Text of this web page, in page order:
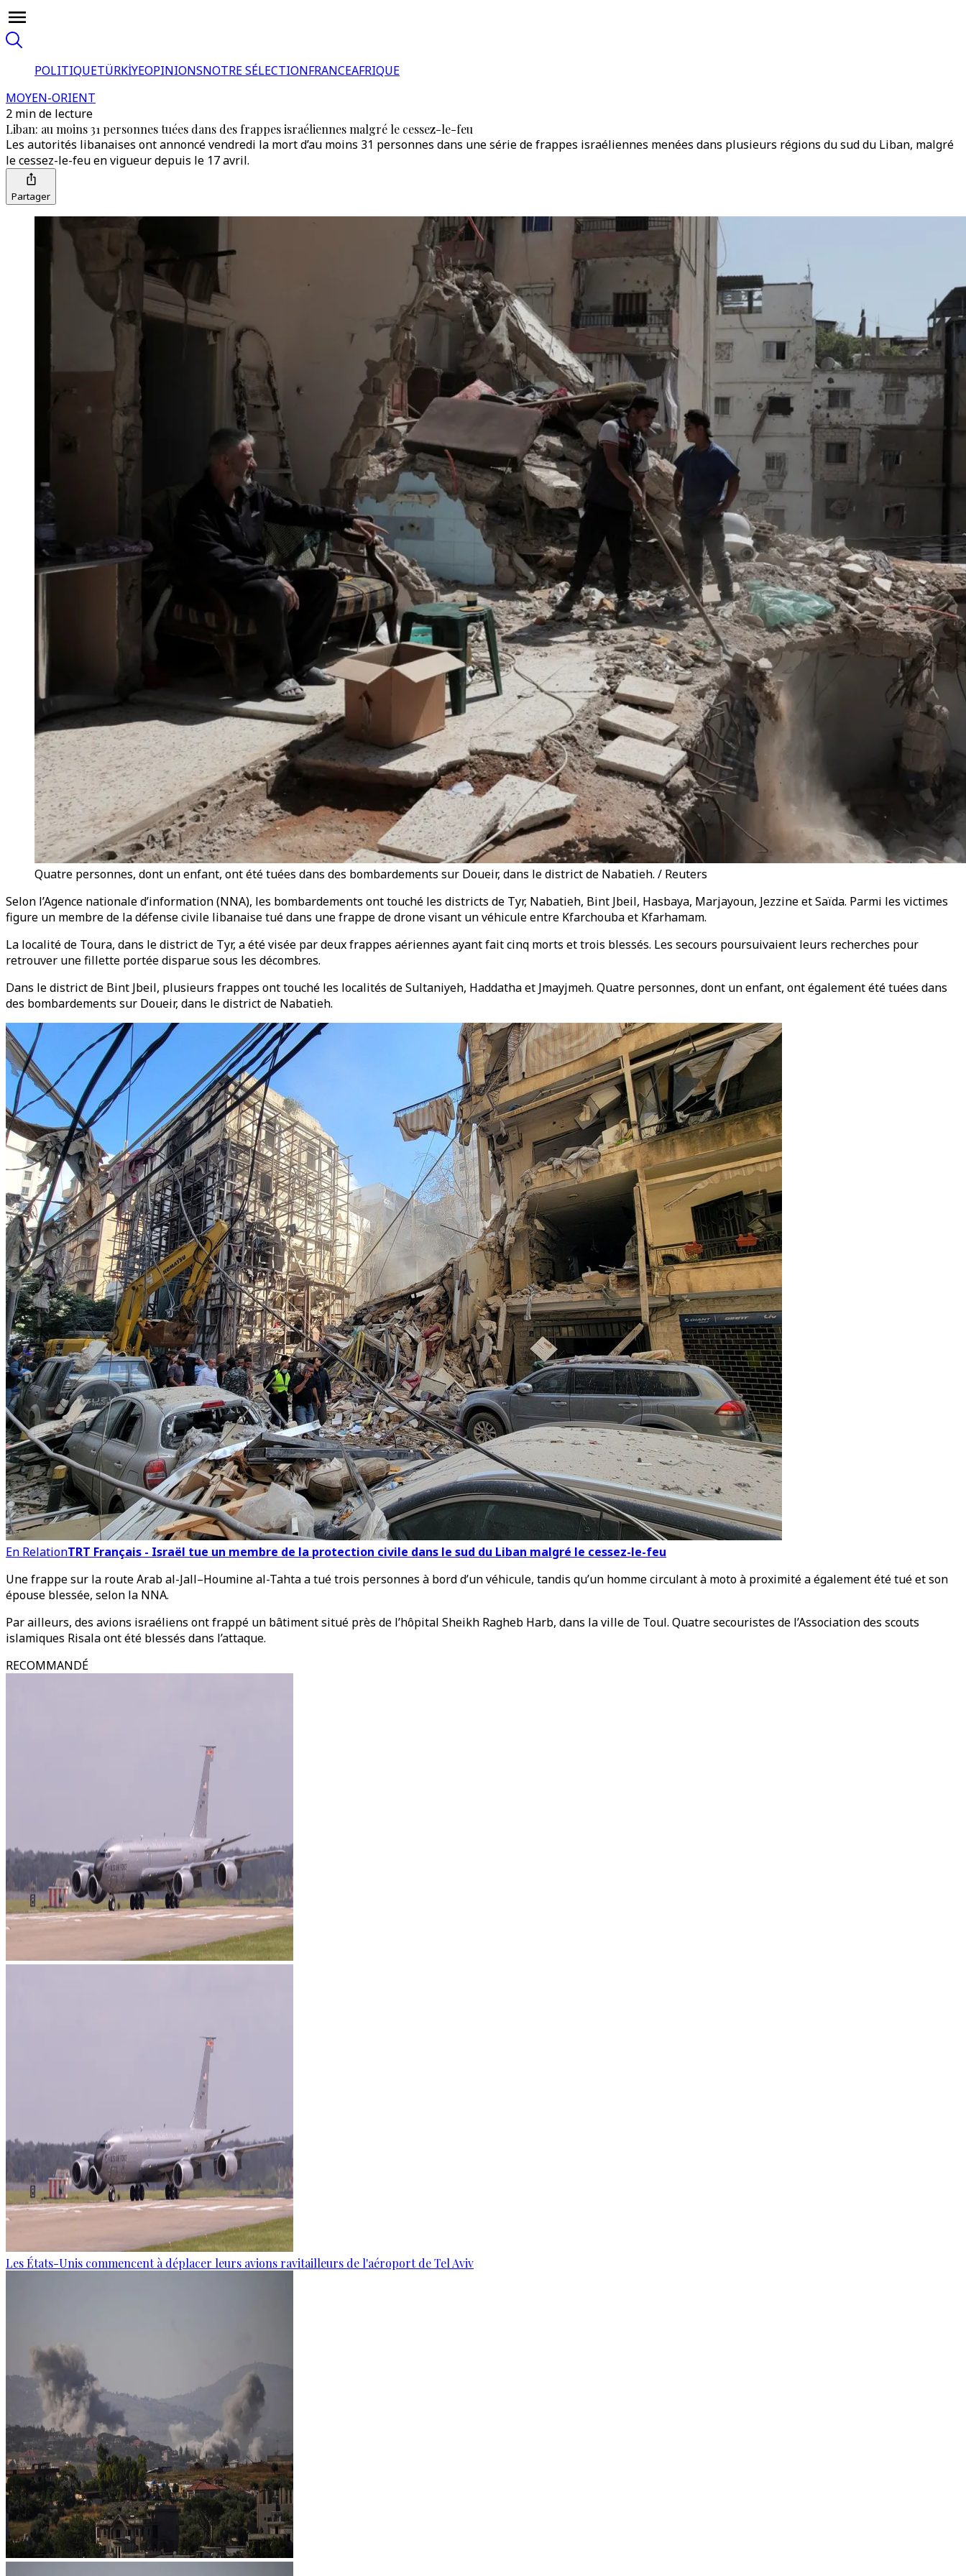
POLITIQUETÜRKİYEOPINIONSNOTRE SÉLECTIONFRANCEAFRIQUE
MOYEN-ORIENT
2 min de lecture
Liban: au moins 31 personnes tuées dans des frappes israéliennes malgré le cessez-le-feu
Les autorités libanaises ont annoncé vendredi la mort d’au moins 31 personnes dans une série de frappes israéliennes menées dans plusieurs régions du sud du Liban, malgré
le cessez-le-feu en vigueur depuis le 17 avril.
Partager
Quatre personnes, dont un enfant, ont été tuées dans des bombardements sur Doueir, dans le district de Nabatieh. / Reuters
Selon l’Agence nationale d’information (NNA), les bombardements ont touché les districts de Tyr, Nabatieh, Bint Jbeil, Hasbaya, Marjayoun, Jezzine et Saïda. Parmi les victimes
figure un membre de la défense civile libanaise tué dans une frappe de drone visant un véhicule entre Kfarchouba et Kfarhamam.
La localité de Toura, dans le district de Tyr, a été visée par deux frappes aériennes ayant fait cinq morts et trois blessés. Les secours poursuivaient leurs recherches pour
retrouver une fillette portée disparue sous les décombres.
Dans le district de Bint Jbeil, plusieurs frappes ont touché les localités de Sultaniyeh, Haddatha et Jmayjmeh. Quatre personnes, dont un enfant, ont également été tuées dans
des bombardements sur Doueir, dans le district de Nabatieh.
En RelationTRT Français - Israël tue un membre de la protection civile dans le sud du Liban malgré le cessez-le-feu
Une frappe sur la route Arab al-Jall–Houmine al-Tahta a tué trois personnes à bord d’un véhicule, tandis qu’un homme circulant à moto à proximité a également été tué et son
épouse blessée, selon la NNA.
Par ailleurs, des avions israéliens ont frappé un bâtiment situé près de l’hôpital Sheikh Ragheb Harb, dans la ville de Toul. Quatre secouristes de l’Association des scouts
islamiques Risala ont été blessés dans l’attaque.
RECOMMANDÉ
Les États-Unis commencent à déplacer leurs avions ravitailleurs de l'aéroport de Tel Aviv